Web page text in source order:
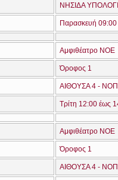
ΝΗΣΙΔΑ
Παρασκευή
Αμφιθέατρο ΝΟΕ
Όροφος 1
ΑΙΘΟΥΣΑ 4 -
Τρίτη 12:00 έως
Αμφιθέατρο ΝΟΕ
Όροφος 1
ΑΙΘΟΥΣΑ 4 -